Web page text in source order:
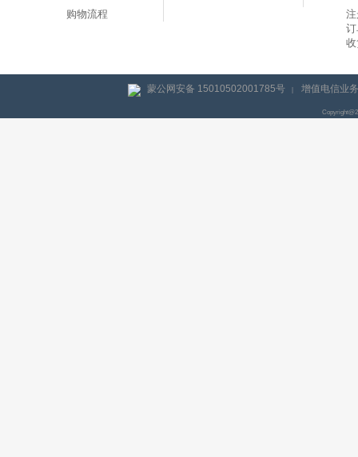
购物流程
蒙公网安备 15010502001785号 | 增值电信业